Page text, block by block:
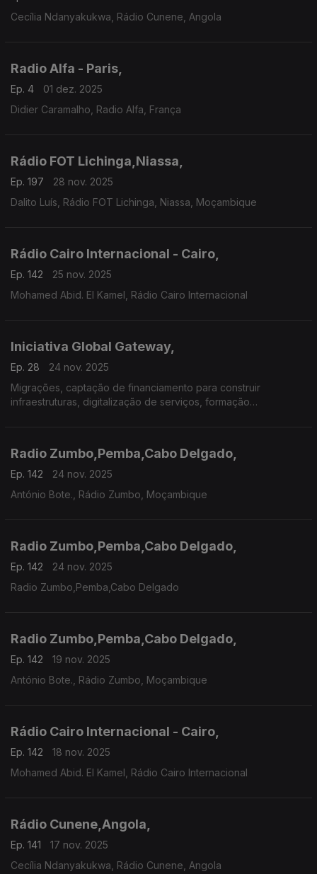
Cecília Ndanyakukwa, Rádio Cunene, Angola
Radio Alfa - Paris,
Ep. 4
01 dez. 2025
Didier Caramalho, Radio Alfa, França
Rádio FOT Lichinga,Niassa,
Ep. 197
28 nov. 2025
Dalito Luís, Rádio FOT Lichinga, Niassa, Moçambique
Rádio Cairo Internacional - Cairo,
Ep. 142
25 nov. 2025
Mohamed Abid. El Kamel, Rádio Cairo Internacional
Iniciativa Global Gateway,
Ep. 28
24 nov. 2025
Migrações, captação de financiamento para construir
infraestruturas, digitalização de serviços, formação
Radio Zumbo,Pemba,Cabo Delgado,
Ep. 142
24 nov. 2025
António Bote., Rádio Zumbo, Moçambique
Radio Zumbo,Pemba,Cabo Delgado,
Ep. 142
24 nov. 2025
Radio Zumbo,Pemba,Cabo Delgado
Radio Zumbo,Pemba,Cabo Delgado,
Ep. 142
19 nov. 2025
António Bote., Rádio Zumbo, Moçambique
Rádio Cairo Internacional - Cairo,
Ep. 142
18 nov. 2025
Mohamed Abid. El Kamel, Rádio Cairo Internacional
Rádio Cunene,Angola,
Ep. 141
17 nov. 2025
Cecília Ndanyakukwa, Rádio Cunene, Angola